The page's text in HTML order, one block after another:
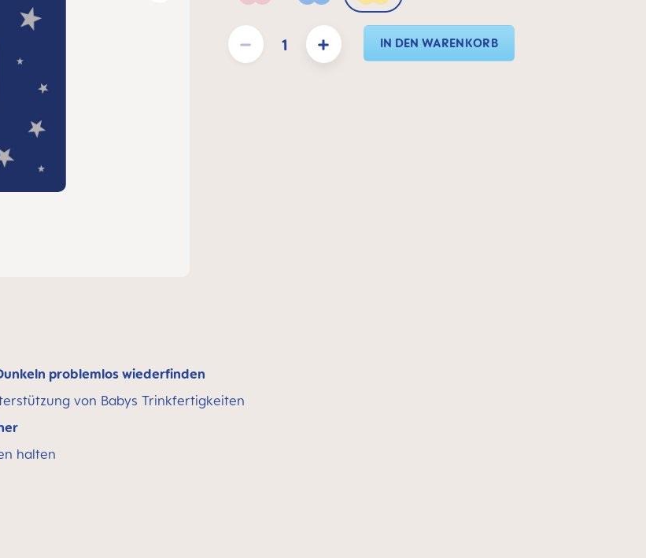
Blush Powder BlueSunlight
Produkt Anzahl: Gib den gewünschten Wert ein oder benutze die Schaltflächen um die Anzahl zu
IN DEN WARENKORB
problemlos wiederfinden
von Babys Trinkfertigkeiten
halten